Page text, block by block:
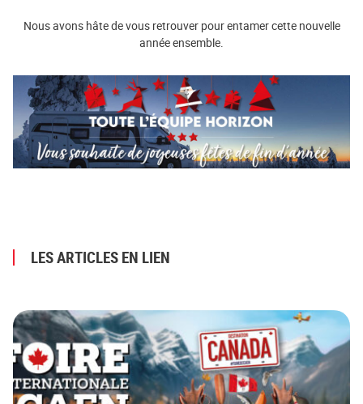
Nous avons hâte de vous retrouver pour entamer cette nouvelle
année ensemble.
LES ARTICLES EN LIEN